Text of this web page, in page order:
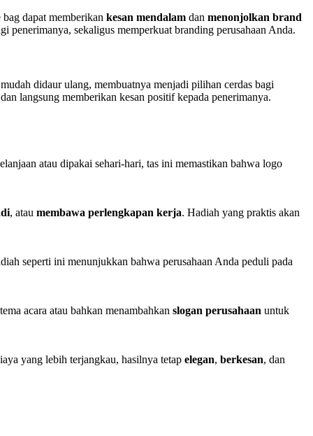
dapat memberikan kesan mendalam dan menonjolkan brand
penerimanya, sekaligus memperkuat branding perusahaan Anda.
didaur ulang, membuatnya menjadi pilihan cerdas bagi
langsung memberikan kesan positif kepada penerimanya.
atau dipakai sehari-hari, tas ini memastikan bahwa logo
, atau membawa perlengkapan kerja. Hadiah yang praktis akan
seperti ini menunjukkan bahwa perusahaan Anda peduli pada
acara atau bahkan menambahkan slogan perusahaan untuk
yang lebih terjangkau, hasilnya tetap elegan, berkesan, dan